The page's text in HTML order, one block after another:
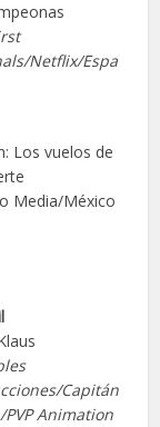
Netflix/Espa
Los vuelos de
Media/México
Capitán
Animation